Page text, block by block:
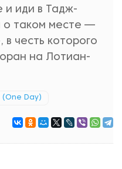
и иди в Тадж-
таком месте —
честь которого
на Лотиан-
Day)